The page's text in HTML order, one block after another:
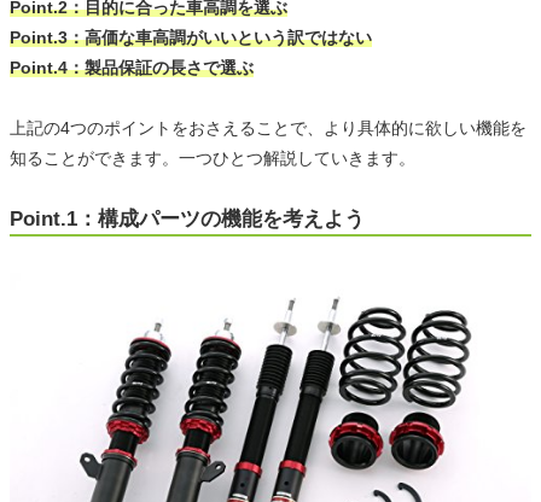
Point.2：目的に合った車高調を選ぶ
Point.3：高価な車高調がいいという訳ではない
Point.4：製品保証の長さで選ぶ
上記の4つのポイントをおさえることで、より具体的に欲しい機能を
知ることができます。一つひとつ解説していきます。
Point.1：構成パーツの機能を考えよう